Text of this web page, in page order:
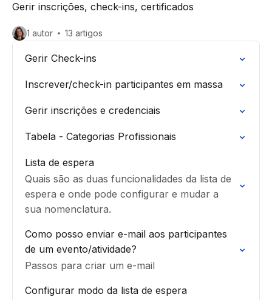
Gerir inscrições, check-ins, certificados
1 autor 13 artigos
Gerir Check-ins
Inscrever/check-in participantes em massa
Gerir inscrições e credenciais
Tabela - Categorias Profissionais
Lista de espera
Quais são as duas funcionalidades da lista de
espera e onde pode configurar e mudar a
sua nomenclatura.
Como posso enviar e-mail aos participantes
de um evento/atividade?
Passos para criar um e-mail
Configurar modo da lista de espera